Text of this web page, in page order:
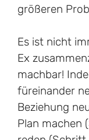
größeren
Es ist nicht
Ex
machbar!
füreinander
Beziehung
Plan machen